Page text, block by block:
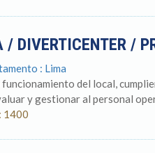
/ DIVERTICENTER /
: Lima
del local,
y gestionar al personal
1400